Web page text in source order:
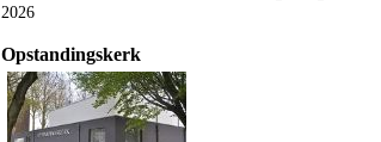
2026
Opstandingskerk